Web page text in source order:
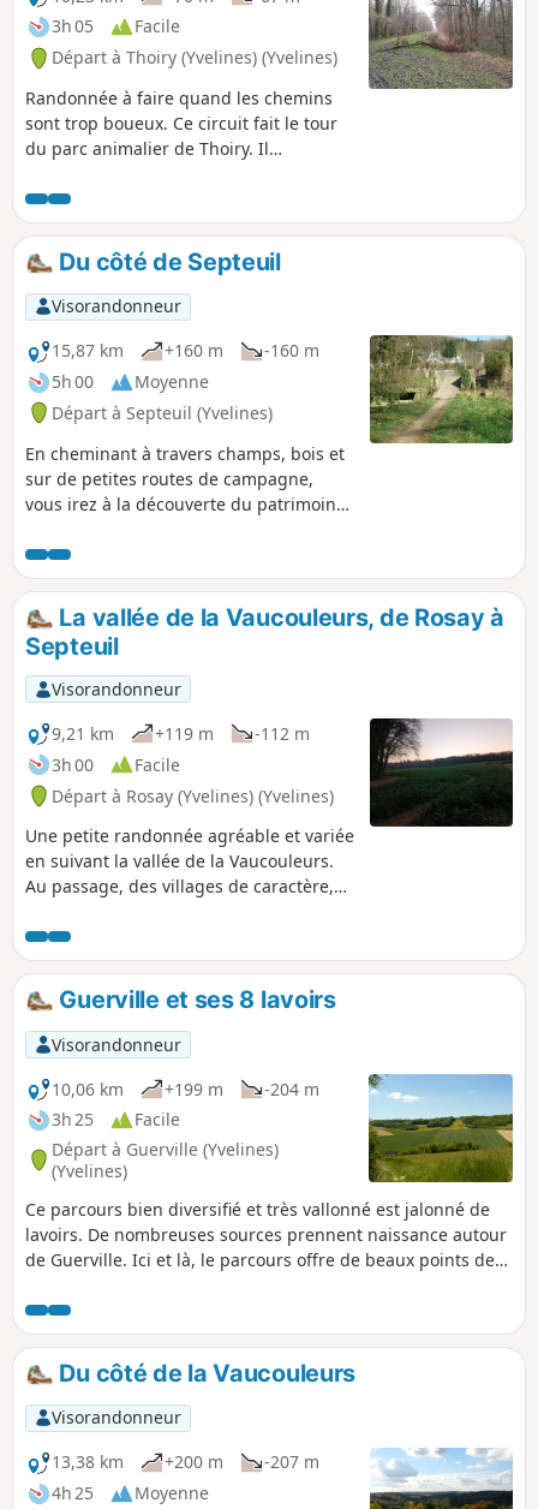
3h 05
Facile
Départ à Thoiry (Yvelines) (Yvelines)
Randonnée à faire quand les chemins
sont trop boueux. Ce circuit fait le tour
du parc animalier de Thoiry. Il
routes goudronnées tranquilles, pour
les saisons où les chemins sont quasi
impraticables.
Du côté de Septeuil
Visorandonneur
15,87 km
+160 m
-160 m
5h 00
Moyenne
Départ à Septeuil (Yvelines)
En cheminant à travers champs, bois et
sur de petites routes de campagne,
vous irez à la découverte du patrimoine
La vallée de la Vaucouleurs, de Rosay à
Septeuil
Visorandonneur
9,21 km
+119 m
-112 m
3h 00
Facile
Départ à Rosay (Yvelines) (Yvelines)
Une petite randonnée agréable et variée
en suivant la vallée de la Vaucouleurs.
Au passage, des villages de caractère,
Guerville et ses 8 lavoirs
Visorandonneur
10,06 km
+199 m
-204 m
3h 25
Facile
Départ à Guerville (Yvelines)
(Yvelines)
Ce parcours bien diversifié et très vallonné est jalonné de
lavoirs. De nombreuses sources prennent naissance autour
de Guerville. Ici et là, le parcours offre de beaux points de
Du côté de la Vaucouleurs
Visorandonneur
13,38 km
+200 m
-207 m
4h 25
Moyenne